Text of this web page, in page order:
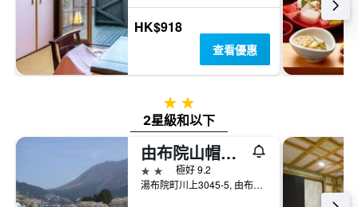
HK$918
查看優惠
2星級
2星級和以下
由布院山帽子日式旅館
2星級
極好 9.2
湯布院町川上3045-5, 由布市, 日本